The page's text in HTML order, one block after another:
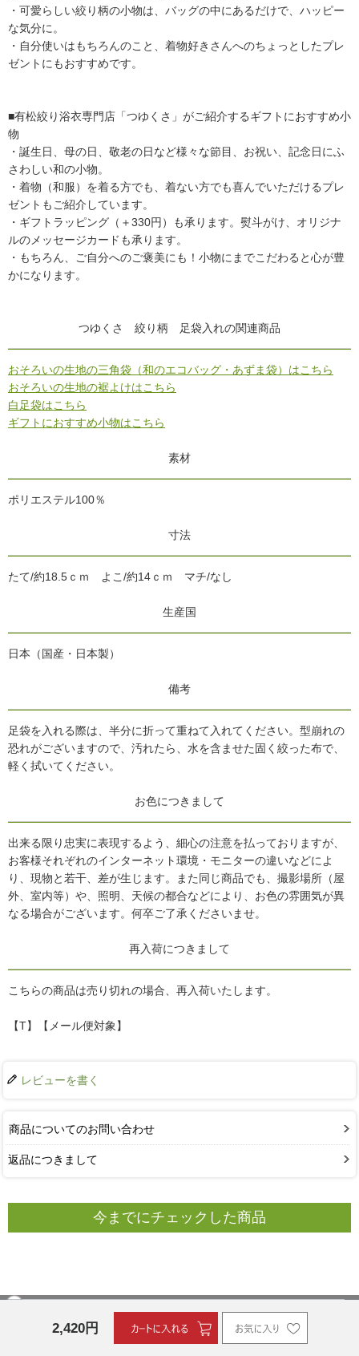
・可愛らしい絞り柄の小物は、バッグの中にあるだけで、ハッピー
な気分に。
・自分使いはもちろんのこと、着物好きさんへのちょっとしたプレ
ゼントにもおすすめです。
■有松絞り浴衣専門店「つゆくさ」がご紹介するギフトにおすすめ小
物
・誕生日、母の日、敬老の日など様々な節目、お祝い、記念日にふ
さわしい和の小物。
・着物（和服）を着る方でも、着ない方でも喜んでいただけるプレ
ゼントもご紹介しています。
・ギフトラッピング（＋330円）も承ります。熨斗がけ、オリジナ
ルのメッセージカードも承ります。
・もちろん、ご自分へのご褒美にも！小物にまでこだわると心が豊
かになります。
つゆくさ 絞り柄 足袋入れの関連商品
おそろいの生地の三角袋（和のエコバッグ・あずま袋）はこちら
おそろいの生地の裾よけはこちら
白足袋はこちら
ギフトにおすすめ小物はこちら
素材
ポリエステル100％
寸法
たて/約18.5ｃｍ よこ/約14ｃｍ マチ/なし
生産国
日本（国産・日本製）
備考
足袋を入れる際は、半分に折って重ねて入れてください。型崩れの
恐れがございますので、汚れたら、水を含ませた固く絞った布で、
軽く拭いてください。
お色につきまして
出来る限り忠実に表現するよう、細心の注意を払っておりますが、
お客様それぞれのインターネット環境・モニターの違いなどによ
り、現物と若干、差が生じます。また同じ商品でも、撮影場所（屋
外、室内等）や、照明、天候の都合などにより、お色の雰囲気が異
なる場合がございます。何卒ご了承くださいませ。
再入荷につきまして
こちらの商品は売り切れの場合、再入荷いたします。
【T】【メール便対象】
レビューを書く
商品についてのお問い合わせ
返品につきまして
今までにチェックした商品
この商品を購入した人は、
こちらの商品も購入しています！
2,420円